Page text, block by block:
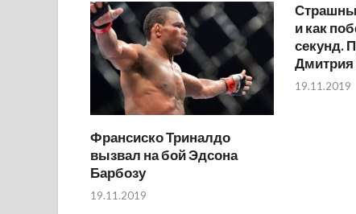
Франсиско Триналдо
вызвал на бой Эдсона
Барбозу
19.11.2019
и как
секунд.
Дмитрия
19.11.2019